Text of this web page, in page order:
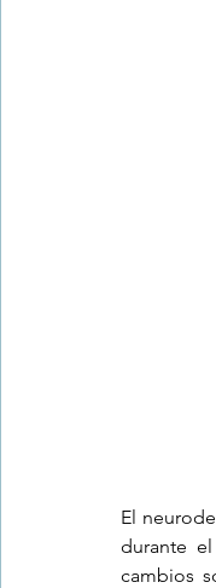
El
durante
cambios